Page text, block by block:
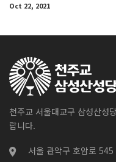
Oct 22, 2021
천주교 서울대교구 삼성산성
랍니다.
서울 관악구 호암로 545